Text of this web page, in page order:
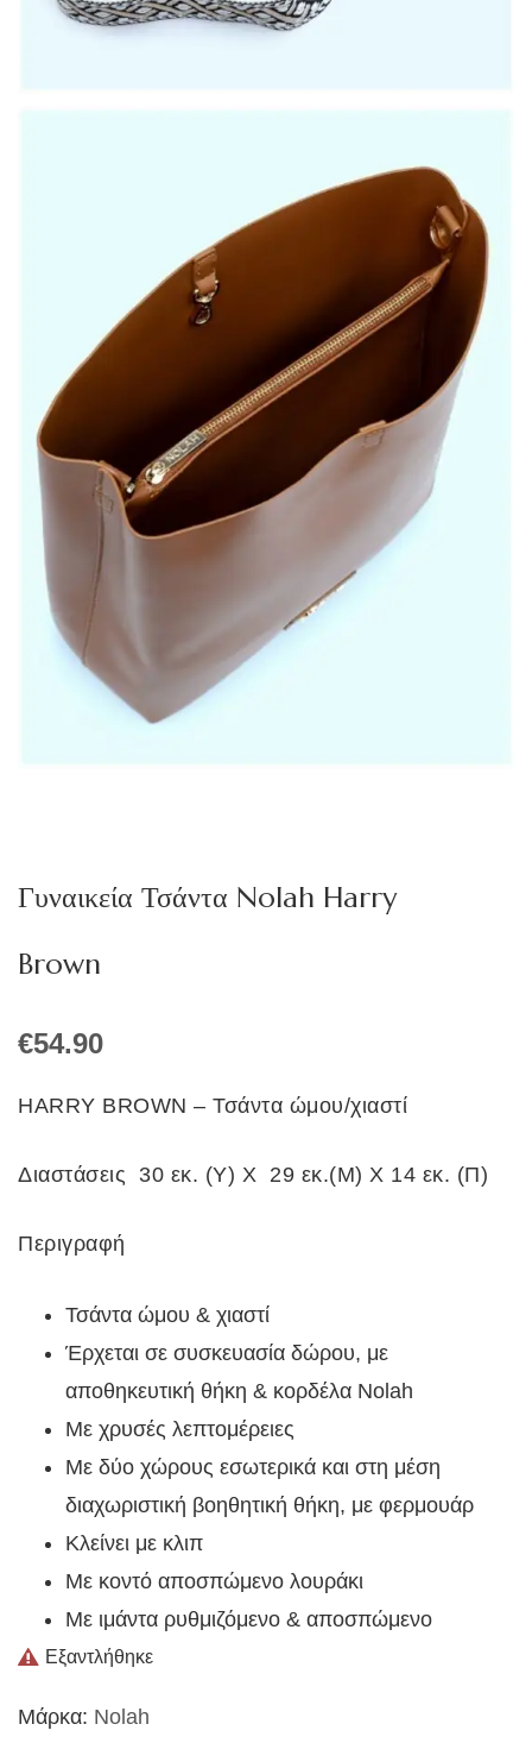
Γυναικεία Τσάντα Nolah Harry
Brown
€54.90
HARRY BROWN – Τσάντα ώμου/χιαστί
Διαστάσεις 30 εκ. (Υ) Χ 29 εκ.(Μ) Χ 14 εκ. (Π)
Περιγραφή
Τσάντα ώμου & χιαστί
Έρχεται σε συσκευασία δώρου, με
αποθηκευτική θήκη & κορδέλα Nolah
Με χρυσές λεπτομέρειες
Με δύο χώρους εσωτερικά και στη μέση
διαχωριστική βοηθητική θήκη, με φερμουάρ
Κλείνει με κλιπ
Με κοντό αποσπώμενο λουράκι
Με ιμάντα ρυθμιζόμενο & αποσπώμενο
Εξαντλήθηκε
Μάρκα: Nolah